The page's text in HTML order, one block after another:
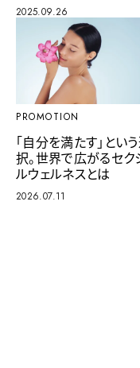
2025.09.26
PROMOTION
「自分を満たす」とい
択。世界で広がるセク
ルウェルネスとは
2026.07.11